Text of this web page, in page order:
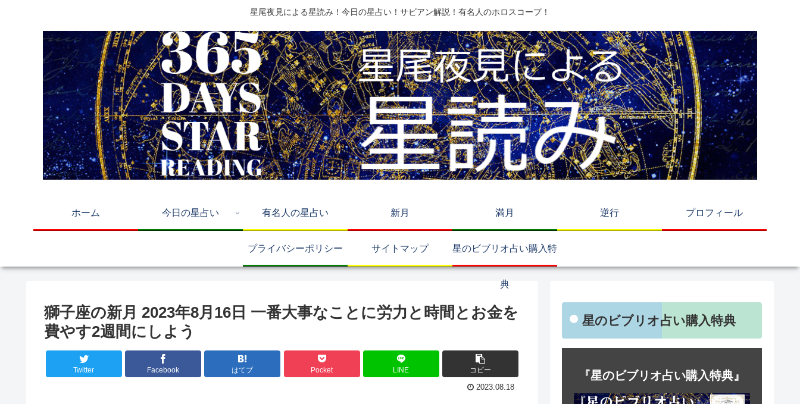
星尾夜見による星読み！今日の星占い！サビアン解説！有名人のホロスコープ！
ホーム 今日の星占い 有名人の星占い 新月 満月 逆行 プロフィール
プライバシーポリシー サイトマップ 星のビブリオ占い購入特
典
獅子座の新月 2023年8月16日 一番大事なことに労力と時間とお金を
費やす2週間にしよう
Twitter Facebook はてブ Pocket LINE コピー
2023.08.18
星のビブリオ占い購入特典
『星のビブリオ占い購入特典』